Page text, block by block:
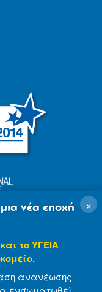
×
νέα εποχή
το ΥΓΕΙΑ
ανανέωσης